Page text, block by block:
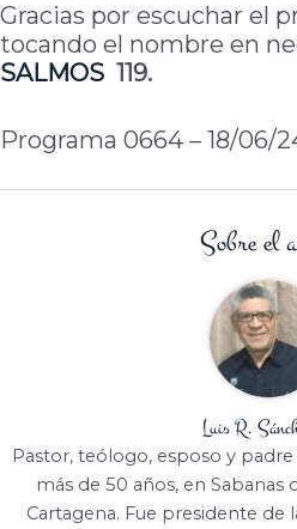
Gracias por escuchar el
tocando el nombre en
SALMOS 119.
Programa 0664 – 18/06/
Sobre el
Luis R.
Pastor, teólogo, esposo y
más de 50 años, en Sabanas
Cartagena. Fue presidente de